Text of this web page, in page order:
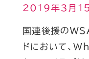
2019年3月
国連後援の
ドにおいて、
ン
受
賞